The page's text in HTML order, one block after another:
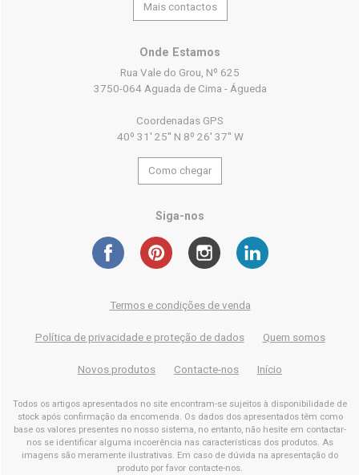
Mais contactos
Onde Estamos
Rua Vale do Grou, Nº 625
3750-064 Aguada de Cima - Águeda
Coordenadas GPS
40º 31' 25'' N 8º 26' 37'' W
Como chegar
Siga-nos
Termos e condições de venda
Política de privacidade e proteção de dados Quem somos
Novos produtos Contacte-nos Início
Todos os artigos apresentados no site encontram-se sujeitos à disponibilidade de
stock após confirmação da encomenda. Os dados dos apresentados têm como
base os valores presentes no nosso sistema, no entanto, não hesite em contactar-
nos se identificar alguma incoerência nas características dos produtos. As
imagens são meramente ilustrativas. Em caso de dúvida na apresentação do
produto por favor contacte-nos.